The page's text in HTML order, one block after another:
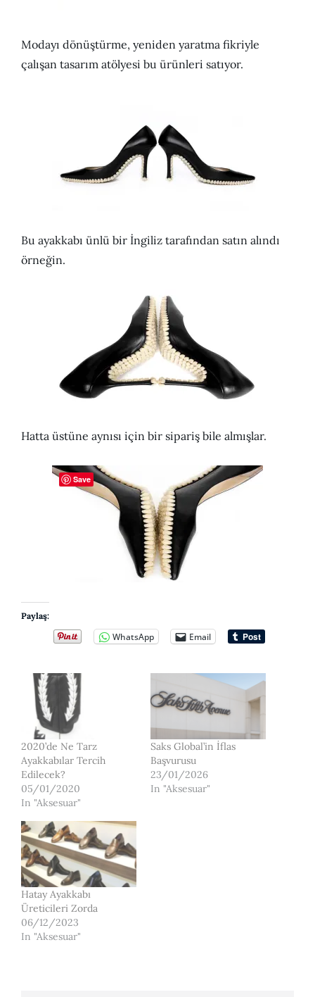
Modayı dönüştürme, yeniden yaratma fikriyle
çalışan tasarım atölyesi bu ürünleri satıyor.
Bu ayakkabı ünlü bir İngiliz tarafından satın alındı
örneğin.
Hatta üstüne aynısı için bir sipariş bile almışlar.
Paylaş:
WhatsApp Email
2020’de Ne Tarz
Ayakkabılar Tercih
Edilecek?
05/01/2020
In "Aksesuar"
Saks Global’in İflas
Başvurusu
23/01/2026
In "Aksesuar"
Hatay Ayakkabı
Üreticileri Zorda
06/12/2023
In "Aksesuar"
Save